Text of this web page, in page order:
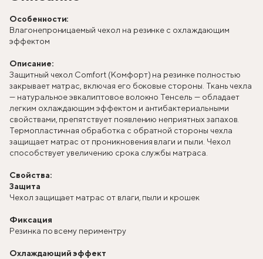
Особенности:
Влагонепроницаемый чехол на резинке с охлаждающим
эффектом
Описание:
Защитный чехол Сomfort (Комфорт) на резинке полностью
закрывает матрас, включая его боковые стороны. Ткань чехла
— натуральное эвкалиптовое волокно Тенсель — обладает
легким охлаждающим эффектом и антибактериальными
свойствами, препятствует появлению неприятных запахов.
Термопластичная обработка с обратной стороны чехла
защищает матрас от проникновения влаги и пыли. Чехол
способствует увеличению срока службы матраса.
Свойства:
Защита
Чехол защищает матрас от влаги, пыли и крошек
Фиксация
Резинка по всему периментру
Охлаждающий эффект